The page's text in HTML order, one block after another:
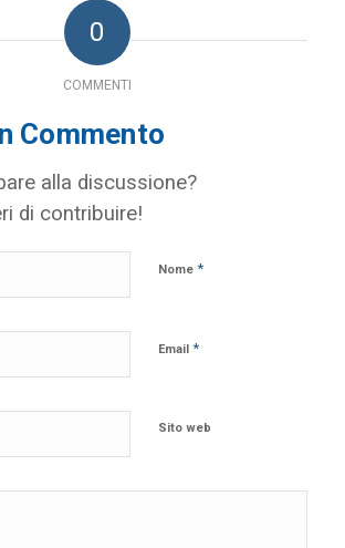
0
COMMENTI
Commento
alla discussione?
di contribuire!
Nome *
Email *
Sito web